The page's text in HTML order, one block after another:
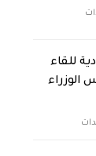
للقاء
الوزراء